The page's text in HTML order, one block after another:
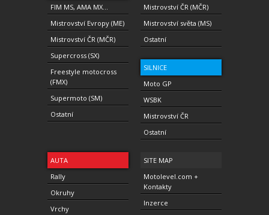
FIM MS, AMA MX...
Mistrovství Evropy (ME)
Mistrovství ČR (MČR)
Supercross (SX)
Freestyle motocross
(FMX)
Supermoto (SM)
Ostatní
Mistrovství ČR (MČR)
Mistrovství světa (MS)
Ostatní
SILNICE
Moto GP
WSBK
Mistrovství ČR
Ostatní
AUTA
Rally
Okruhy
Vrchy
SITE MAP
Motolevel.com +
Kontakty
Inzerce